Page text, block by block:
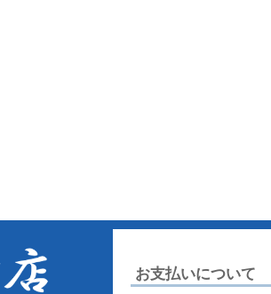
お支払いについて